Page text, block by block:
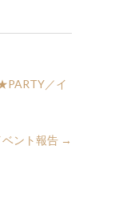
／イ
ント報告 →